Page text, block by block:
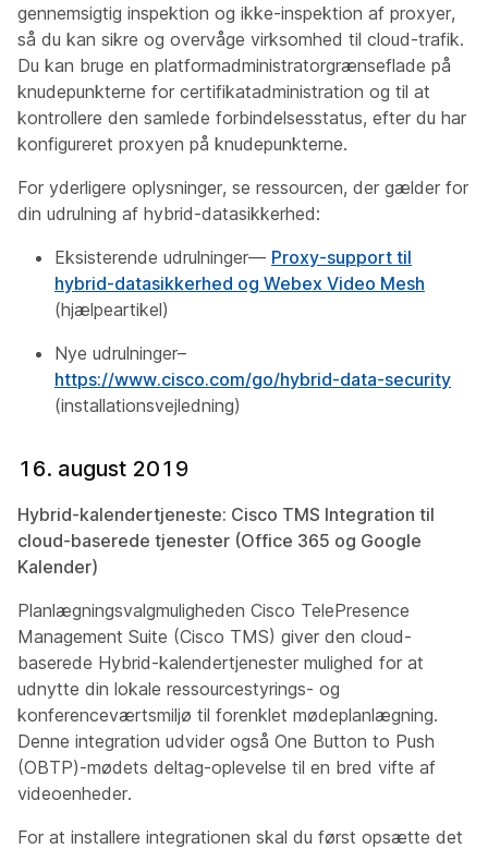
gennemsigtig inspektion og ikke-inspektion af proxyer,
så du kan sikre og overvåge virksomhed til cloud-trafik.
Du kan bruge en platformadministratorgrænseflade på
knudepunkterne for certifikatadministration og til at
kontrollere den samlede forbindelsesstatus, efter du har
konfigureret proxyen på knudepunkterne.
For yderligere oplysninger, se ressourcen, der gælder for
din udrulning af hybrid-datasikkerhed:
Eksisterende udrulninger— Proxy-support til
hybrid-datasikkerhed og Webex Video Mesh
(hjælpeartikel)
Nye udrulninger–
https://www.cisco.com/go/hybrid-data-security
(installationsvejledning)
16. august 2019
Hybrid-kalendertjeneste: Cisco TMS Integration til
cloud-baserede tjenester (Office 365 og Google
Kalender)
Planlægningsvalgmuligheden Cisco TelePresence
Management Suite (Cisco TMS) giver den cloud-
baserede Hybrid-kalendertjenester mulighed for at
udnytte din lokale ressourcestyrings- og
konferenceværtsmiljø til forenklet mødeplanlægning.
Denne integration udvider også One Button to Push
(OBTP)-mødets deltag-oplevelse til en bred vifte af
videoenheder.
For at installere integrationen skal du først opsætte det